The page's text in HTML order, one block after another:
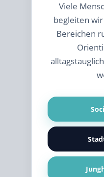
Viele
begleiten
Bereichen